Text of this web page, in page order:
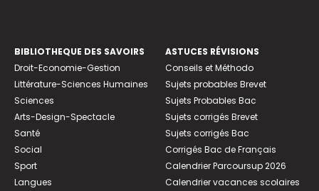
BIBLIOTHEQUE DES SAVOIRS
Droit-Economie-Gestion
Littérature-Sciences Humaines
Sciences
Arts-Design-Spectacle
Santé
Social
Sport
Langues
ASTUCES RÉVISIONS
Conseils et Méthodo
Sujets probables Brevet
Sujets Probables Bac
Sujets corrigés Brevet
Sujets corrigés Bac
Corrigés Bac de Français
Calendrier Parcoursup 2026
Calendrier vacances scolaires